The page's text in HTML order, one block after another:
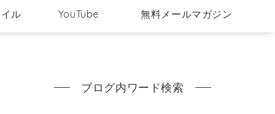
ル YouTube 無料メールマガジン
ブログ内ワード検索